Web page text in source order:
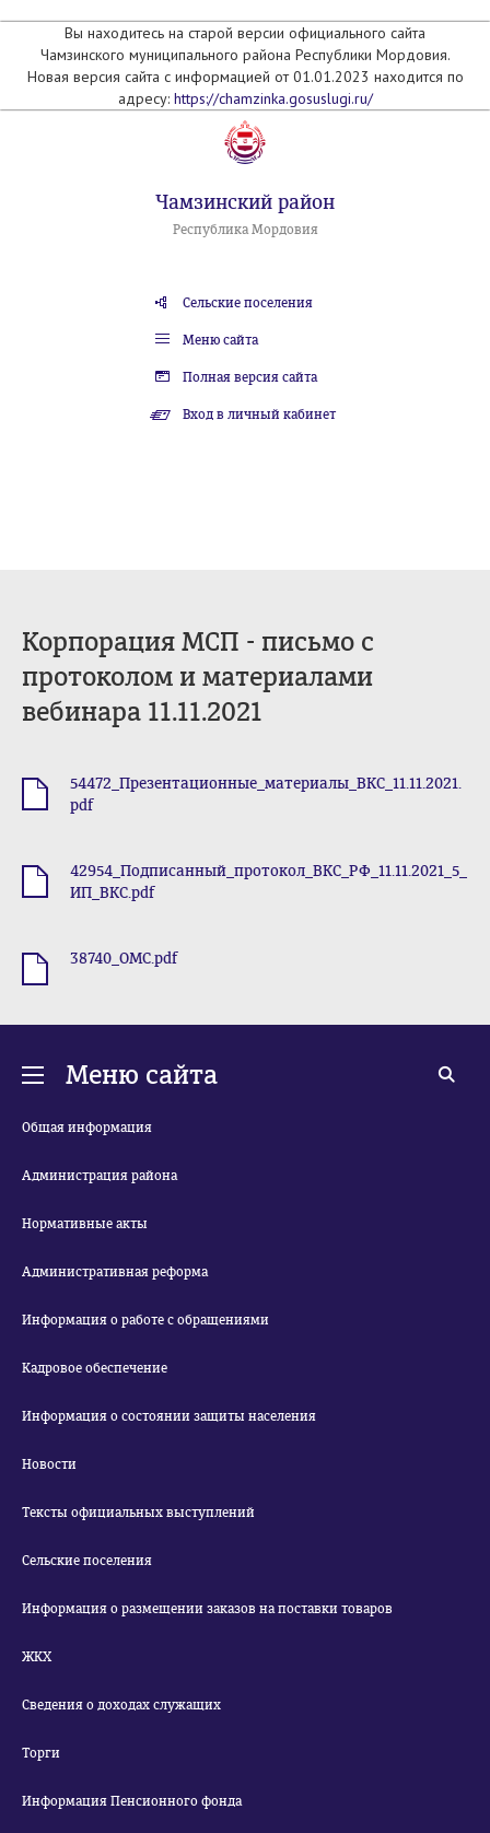
Вы находитесь на старой версии официального сайта
Чамзинского муниципального района Республики Мордовия.
Новая версия сайта с информацией от 01.01.2023 находится по
адресу: https://chamzinka.gosuslugi.ru/
Чамзинский район
Республика Мордовия
Сельские поселения
Меню сайта
Полная версия сайта
Вход в личный кабинет
Корпорация МСП - письмо с
протоколом и материалами
вебинара 11.11.2021
54472_Презентационные_материалы_ВКС_11.11.2021.
pdf
42954_Подписанный_протокол_ВКС_РФ_11.11.2021_5_
ИП_ВКС.pdf
38740_ОМС.pdf
Меню сайта
Общая информация
Администрация района
Нормативные акты
Административная реформа
Информация о работе с обращениями
Кадровое обеспечение
Информация о состоянии защиты населения
Новости
Тексты официальных выступлений
Сельские поселения
Информация о размещении заказов на поставки товаров
ЖКХ
Сведения о доходах служащих
Торги
Информация Пенсионного фонда